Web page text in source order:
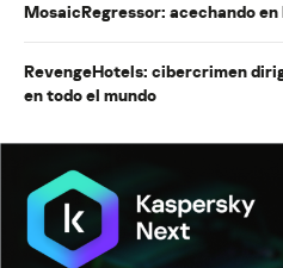
MosaicRegressor: acechando en
RevengeHotels: cibercrimen
en todo el mundo